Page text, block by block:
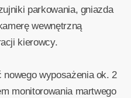
parkowania, gniazda
wewnętrzną
kierowcy.
wyposażenia ok. 2
monitorowania martwego